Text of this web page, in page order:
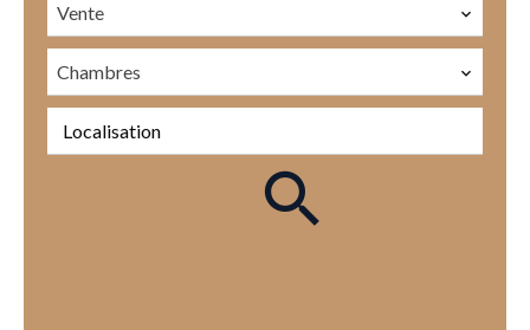
Vente
Chambres
Localisation